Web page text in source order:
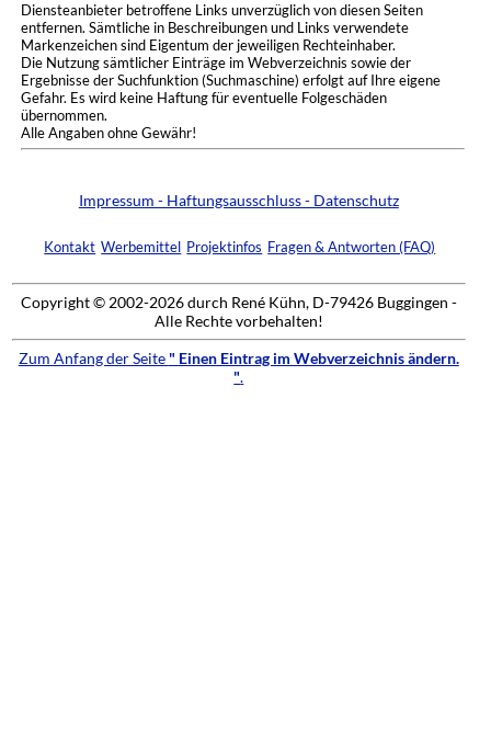
Diensteanbieter betroffene Links unverzüglich von diesen Seiten
entfernen. Sämtliche in Beschreibungen und Links verwendete
Markenzeichen sind Eigentum der jeweiligen Rechteinhaber.
Die Nutzung sämtlicher Einträge im Webverzeichnis sowie der
Ergebnisse der Suchfunktion (Suchmaschine) erfolgt auf Ihre eigene
Gefahr. Es wird keine Haftung für eventuelle Folgeschäden
übernommen.
Alle Angaben ohne Gewähr!
Impressum - Haftungsausschluss - Datenschutz
Kontakt Werbemittel Projektinfos Fragen & Antworten (FAQ)
Copyright © 2002-2026 durch René Kühn, D-79426 Buggingen -
Alle Rechte vorbehalten!
Zum Anfang der Seite " Einen Eintrag im Webverzeichnis ändern.
".